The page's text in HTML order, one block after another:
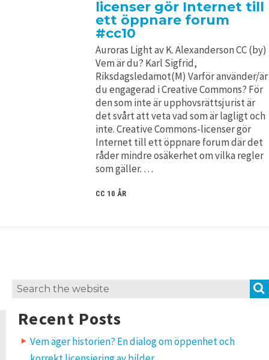
licenser gör Internet till
ett öppnare forum
#cc10
Auroras Light av K. Alexanderson CC (by)
Vem är du? Karl Sigfrid,
Riksdagsledamot(M) Varför använder/är
du engagerad i Creative Commons? För
den som inte är upphovsrättsjurist är
det svårt att veta vad som är lagligt och
inte. Creative Commons-licenser gör
Internet till ett öppnare forum där det
råder mindre osäkerhet om vilka regler
som gäller. …
CC 10 ÅR
Search
Recent Posts
Vem äger historien? En dialog om öppenhet och